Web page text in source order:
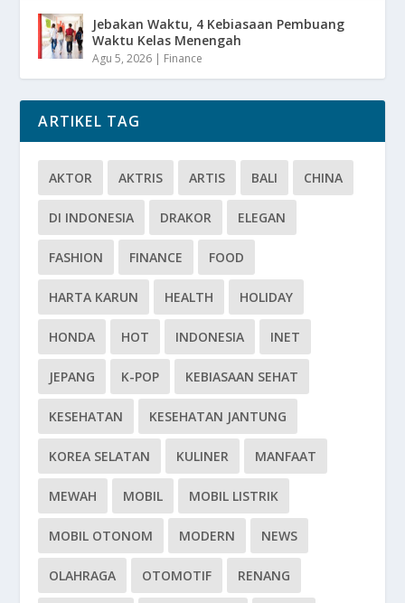
Jebakan Waktu, 4 Kebiasaan Pembuang
Waktu Kelas Menengah
Agu 5, 2026 | Finance
ARTIKEL TAG
AKTOR AKTRIS ARTIS BALI CHINA
DI INDONESIA DRAKOR ELEGAN
FASHION FINANCE FOOD
HARTA KARUN HEALTH HOLIDAY
HONDA HOT INDONESIA INET
JEPANG K-POP KEBIASAAN SEHAT
KESEHATAN KESEHATAN JANTUNG
KOREA SELATAN KULINER MANFAAT
MEWAH MOBIL MOBIL LISTRIK
MOBIL OTONOM MODERN NEWS
OLAHRAGA OTOMOTIF RENANG